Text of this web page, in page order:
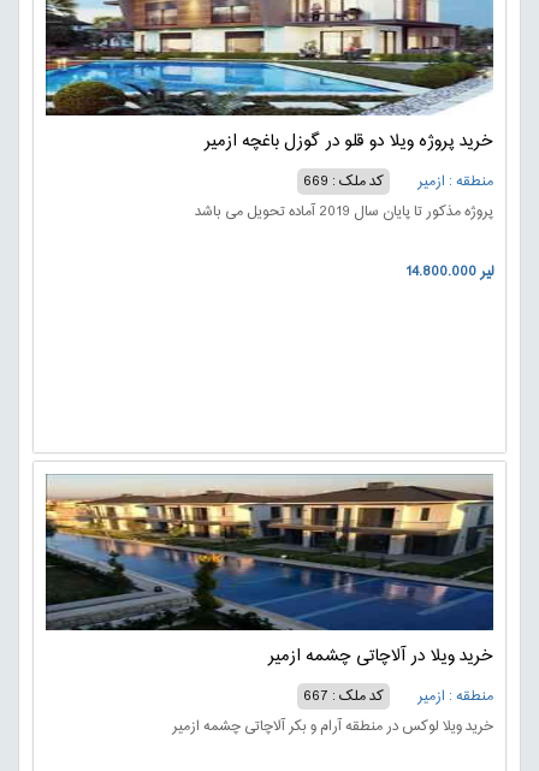
خرید پروژه ویلا دو قلو در گوزل باغچه ازمیر
منطقه : ازمیر
کد ملک : 669
پروژه مذکور تا پایان سال 2019 آماده تحویل می باشد
14.800.000 لیر
خرید ویلا در آلاچاتی چشمه ازمیر
منطقه : ازمیر
کد ملک : 667
خرید ویلا لوکس در منطقه آرام و بکر آلاچاتی چشمه ازمیر